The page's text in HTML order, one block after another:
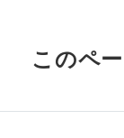
このペ